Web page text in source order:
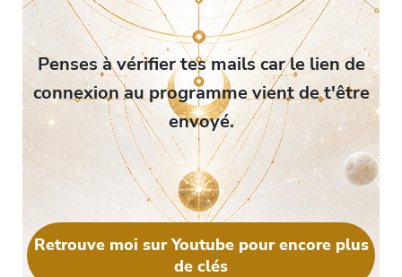
Penses à vérifier tes mails car le lien de
connexion au programme vient de t'être
envoyé.
Retrouve moi sur Youtube pour encore plus
de clés